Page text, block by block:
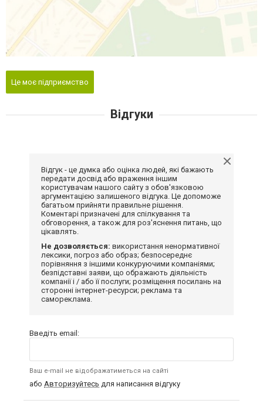
Це моє підприємство
Відгуки
Відгук - це думка або оцінка людей, які бажають
передати досвід або враження іншим
користувачам нашого сайту з обов'язковою
аргументацією залишеного відгука. Це допоможе
багатьом прийняти правильне рішення.
Коментарі призначені для спілкування та
обговорення, а також для роз'яснення питань, що
цікавлять.
Не дозволяється: використання ненормативної
лексики, погроз або образ; безпосереднє
порівняння з іншими конкуруючими компаніями;
безпідставні заяви, що ображають діяльність
компанії і / або її послуги; розміщення посилань на
сторонні інтернет-ресурси; реклама та
самореклама.
Введіть email:
Ваш e-mail не відображатиметься на сайті
або Авторизуйтесь для написання відгуку